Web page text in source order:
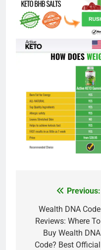
navigation
Previous:
Wealth DNA Code
Reviews: Where To
Buy Wealth DNA
Code? Best Official